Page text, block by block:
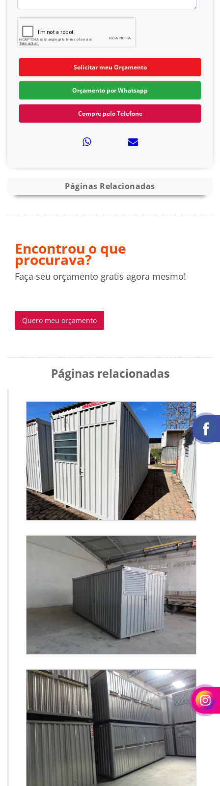
Solicitar meu Orçamento
Orçamento por Whatsapp
Compre pelo Telefone
Páginas Relacionadas
Encontrou o que
procurava?
Faça seu orçamento gratis agora mesmo!
Quero meu orçamento
Páginas relacionadas